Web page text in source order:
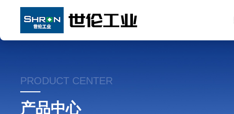
PRODUCT CENTER
产品中心